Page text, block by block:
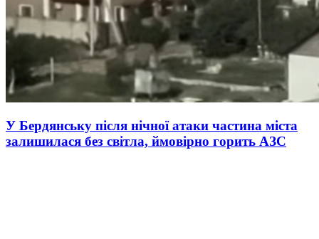
У Бердянську після нічної атаки частина міста
залишилася без світла, ймовірно горить АЗС